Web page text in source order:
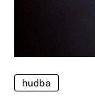
hudba